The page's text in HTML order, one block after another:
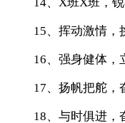
15、挥动激情，挑
16、强身健体，立
17、扬帆把舵，奋
18、与时俱进，奋